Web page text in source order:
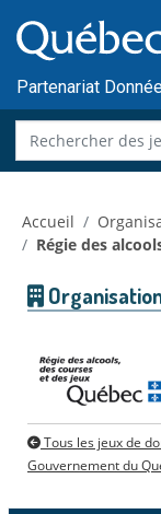
au
contenu
Partenariat
Accueil
Régie des
Tous les jeux de
Gouvernement du